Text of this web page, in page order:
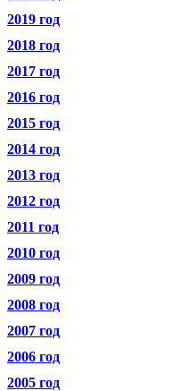
2019 год
2018 год
2017 год
2016 год
2015 год
2014 год
2013 год
2012 год
2011 год
2010 год
2009 год
2008 год
2007 год
2006 год
2005 год